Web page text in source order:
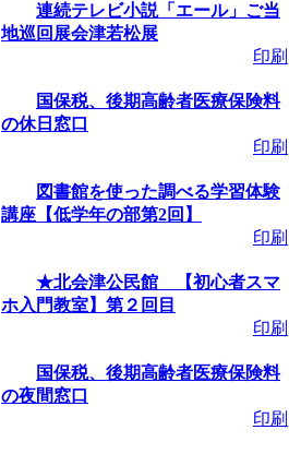
連続テレビ小説「エール」ご当
地巡回展会津若松展
印刷
国保税、後期高齢者医療保険料
の休日窓口
印刷
図書館を使った調べる学習体験
講座【低学年の部第2回】
印刷
★北会津公民館 【初心者スマ
ホ入門教室】第２回目
印刷
国保税、後期高齢者医療保険料
の夜間窓口
印刷